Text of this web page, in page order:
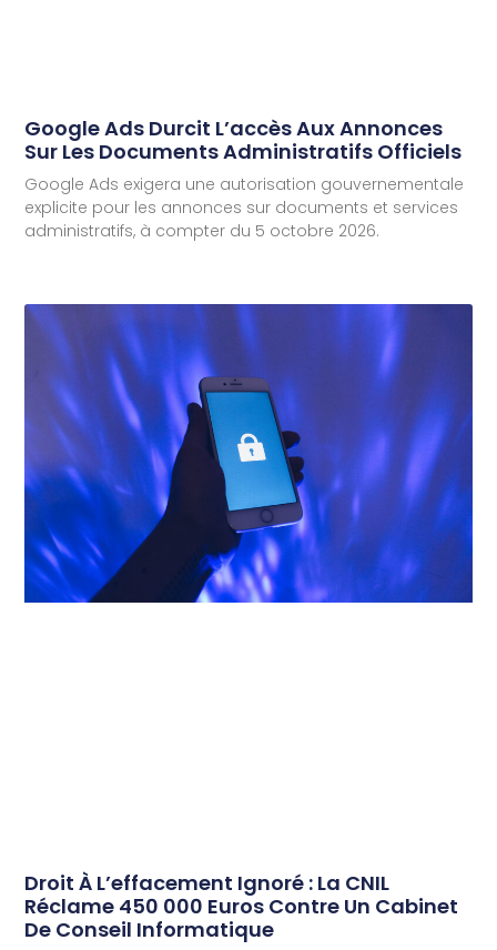
Google Ads Durcit L’accès Aux Annonces
Sur Les Documents Administratifs Officiels
Google Ads exigera une autorisation gouvernementale
explicite pour les annonces sur documents et services
administratifs, à compter du 5 octobre 2026.
Droit À L’effacement Ignoré : La CNIL
Réclame 450 000 Euros Contre Un Cabinet
De Conseil Informatique